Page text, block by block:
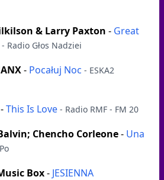
& Larry Paxton - Great
- Radio Głos Nadziei
- Pocałuj Noc - ESKA2
-This Is Love - Radio RMF - FM 20
Chencho Corleone- Una
Box- JESIENNA